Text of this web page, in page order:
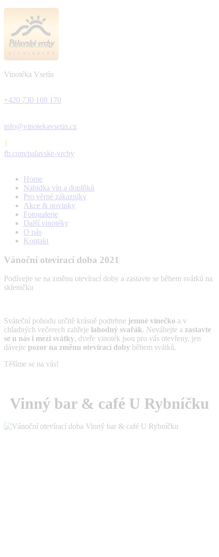
Vinotéka Vsetín
+420 730 169 170
info@vinotekavsetin.cz
fb.com/palavske-vrchy
Home
Nabídka vín a doplňků
Pro věrné zákazníky
Akce & novinky
Fotogalerie
Další vinotéky
O nás
Kontakt
Vánoční otevírací doba 2021
Podívejte se na změnu otevírací doby a zastavte se během svátků na
skleničku
Sváteční pohodu určitě krásně podtrhne jemné vínečko a v
chladných večerech zahřeje lahodný svařák. Neváhejte a zastavte
se u nás i mezi svátky, dveře vinoték jsou pro vás otevřeny, jen
dávejte pozor na změnu otevírací doby během svátků.
Těšíme se na vás!
Vinný bar & café U Rybníčku